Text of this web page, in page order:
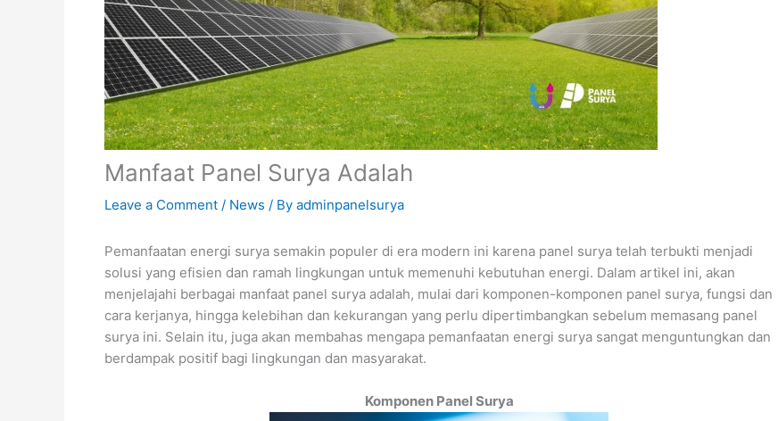
Manfaat Panel Surya Adalah
Leave a Comment / News / By adminpanelsurya
Pemanfaatan energi surya semakin populer di era modern ini karena panel surya telah terbukti menjadi
solusi yang efisien dan ramah lingkungan untuk memenuhi kebutuhan energi. Dalam artikel ini, akan
menjelajahi berbagai manfaat panel surya adalah, mulai dari komponen-komponen panel surya, fungsi dan
cara kerjanya, hingga kelebihan dan kekurangan yang perlu dipertimbangkan sebelum memasang panel
surya ini. Selain itu, juga akan membahas mengapa pemanfaatan energi surya sangat menguntungkan dan
berdampak positif bagi lingkungan dan masyarakat.
Komponen Panel Surya